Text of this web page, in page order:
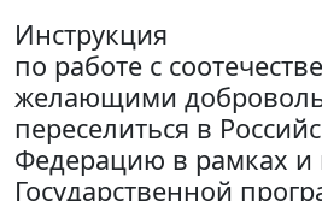
Инструкция
по работе с
желающими
переселиться в
Федерацию в рамках и
Государственной